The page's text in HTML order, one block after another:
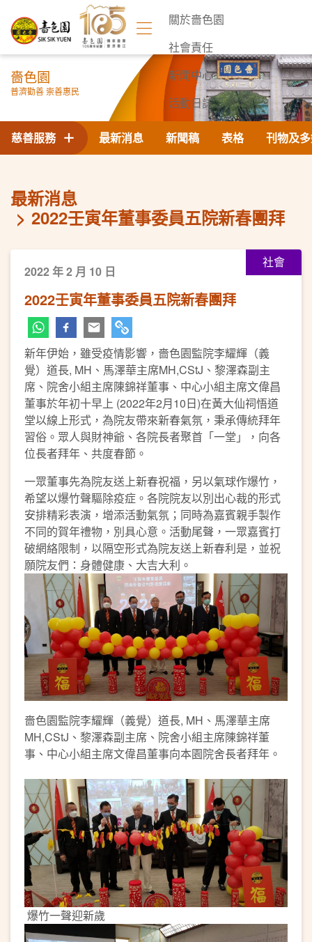
關於嗇色園
社會責任
新聞中心
活動日誌
聯絡我們
嗇色園
普濟勸善 崇善惠民
最新消息 新聞稿 表格 刊物及
慈善服務
最新消息
2022壬寅年董事委員五院新春團拜
社會
2022 年 2 月 10 日
2022壬寅年董事委員五院新春團拜
新年伊始，雖受疫情影響，嗇色園監院李耀輝（義
覺）道長, MH、馬澤華主席MH,CStJ、黎澤森副主
席、院舍小組主席陳錦祥董事、中心小組主席文偉昌
董事於年初十早上 (2022年2月10日)在黃大仙祠悟道
堂以線上形式，為院友帶來新春氣氛，秉承傳統拜年
習俗。眾人與財神爺、各院長者聚首「一堂」，向各
位長者拜年、共度春節。
一眾董事先為院友送上新春祝福，另以氣球作爆竹，
希望以爆竹聲驅除疫症。各院院友以別出心裁的形式
安排精彩表演，增添活動氣氛；同時為嘉賓親手製作
不同的賀年禮物，別具心意。活動尾聲，一眾嘉賓打
破網絡限制，以隔空形式為院友送上新春利是，並祝
願院友們：身體健康、大吉大利。
嗇色園監院李耀輝（義覺）道長, MH、馬澤華主席
MH,CStJ、黎澤森副主席、院舍小組主席陳錦祥董
事、中心小組主席文偉昌董事向本園院舍長者拜年。
爆竹一聲迎新歲